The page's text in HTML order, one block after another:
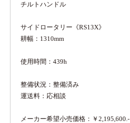
チルトハンドル
サイドロータリー《RS13X》
耕幅：1310mm
使用時間：439h
整備状況：整備済み
運送料：応相談
メーカー希望小売価格：￥2,195,600.-